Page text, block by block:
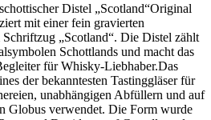
Distel „Scotland“Original
mit einer fein gravierten
„Scotland“. Die Distel zählt
Schottlands und macht das
für Whisky-Liebhaber.Das
der bekanntesten Tastinggläser für
unabhängigen Abfüllern und auf
Globus verwendet. Die Form wurde